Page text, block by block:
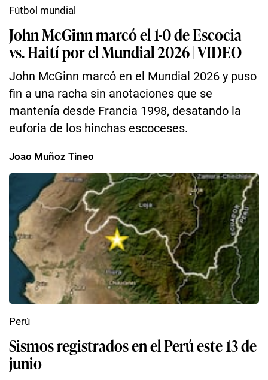
John McGinn marcó el 1-0 de Escocia
vs. Haití por el Mundial 2026 | VIDEO
John McGinn marcó en el Mundial 2026 y puso
fin a una racha sin anotaciones que se
mantenía desde Francia 1998, desatando la
euforia de los hinchas escoceses.
Fútbol mundial
Joao Muñoz Tineo
Sismos registrados en el Perú este 13 de
junio
Perú